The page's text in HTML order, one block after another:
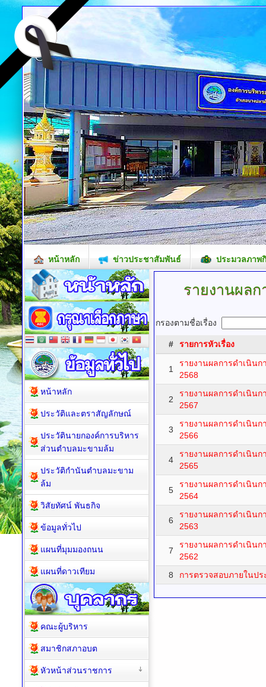
หน้าหลัก ข่าวประชาสัมพันธ์ ประมวลภาพ
รายงานผล
กรองตามชื่อเรื่อง
# รายการหัวเรื่อง
1
รายงานผลการดำเนิน
2568
2
รายงานผลการดำเนิน
2567
3
รายงานผลการดำเนิน
2566
4
รายงานผลการดำเนิน
2565
5
รายงานผลการดำเนิน
2564
6
รายงานผลการดำเนิน
2563
7
รายงานผลการดำเนิน
2562
8
การตรวจสอบภายในป
หน้าหลัก
ประวัติและตราสัญลักษณ์
ประวัตินายกองค์การบริหาร
ส่วนตำบลมะขามล้ม
ประวัติกำนันตำบลมะขาม
ล้ม
วิสัยทัศน์ พันธกิจ
ข้อมูลทั่วไป
แผนที่มุมมองถนน
แผนที่ดาวเทียม
คณะผู้บริหาร
สมาชิกสภาอบต
หัวหน้าส่วนราชการ